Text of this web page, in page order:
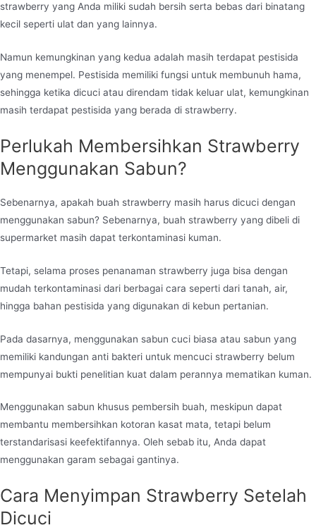
strawberry yang Anda miliki sudah bersih serta bebas dari binatang
kecil seperti ulat dan yang lainnya.
Namun kemungkinan yang kedua adalah masih terdapat pestisida
yang menempel. Pestisida memiliki fungsi untuk membunuh hama,
sehingga ketika dicuci atau direndam tidak keluar ulat, kemungkinan
masih terdapat pestisida yang berada di strawberry.
Perlukah Membersihkan Strawberry
Menggunakan Sabun?
Sebenarnya, apakah buah strawberry masih harus dicuci dengan
menggunakan sabun? Sebenarnya, buah strawberry yang dibeli di
supermarket masih dapat terkontaminasi kuman.
Tetapi, selama proses penanaman strawberry juga bisa dengan
mudah terkontaminasi dari berbagai cara seperti dari tanah, air,
hingga bahan pestisida yang digunakan di kebun pertanian.
Pada dasarnya, menggunakan sabun cuci biasa atau sabun yang
memiliki kandungan anti bakteri untuk mencuci strawberry belum
mempunyai bukti penelitian kuat dalam perannya mematikan kuman.
Menggunakan sabun khusus pembersih buah, meskipun dapat
membantu membersihkan kotoran kasat mata, tetapi belum
terstandarisasi keefektifannya. Oleh sebab itu, Anda dapat
menggunakan garam sebagai gantinya.
Cara Menyimpan Strawberry Setelah
Dicuci